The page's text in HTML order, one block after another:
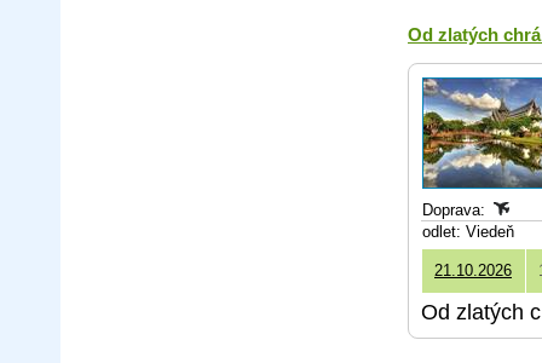
Od zlatých
Doprava:
odlet: Viedeň
21.10.2026
Od zlatých